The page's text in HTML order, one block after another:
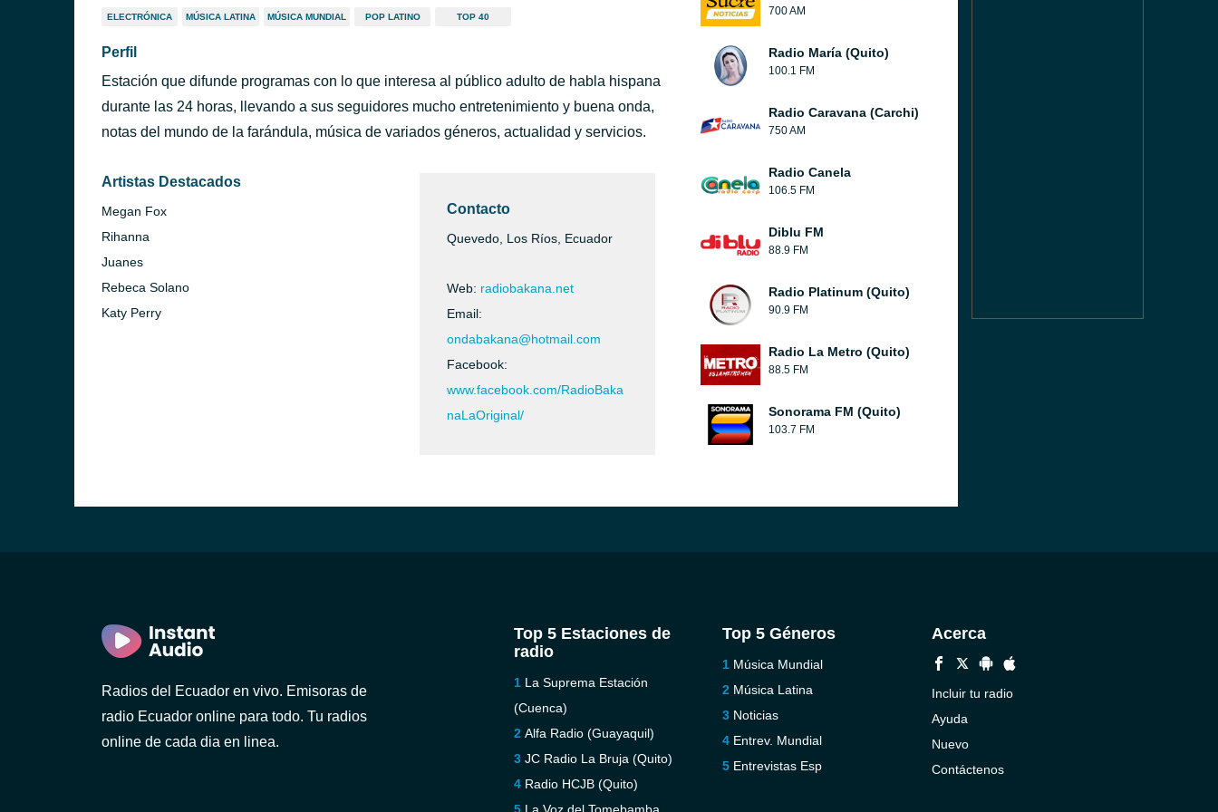
ELECTRÓNICA MÚSICA LATINA MÚSICA MUNDIAL POP LATINO TOP 40
Perfil
Estación que difunde programas con lo que interesa al público adulto de habla hispana
durante las 24 horas, llevando a sus seguidores mucho entretenimiento y buena onda,
notas del mundo de la farándula, música de variados géneros, actualidad y servicios.
Artistas Destacados
Megan Fox
Rihanna
Juanes
Rebeca Solano
Katy Perry
Contacto
Quevedo, Los Ríos, Ecuador
Web: radiobakana.net
Email:
ondabakana@hotmail.com
Facebook:
www.facebook.com/RadioBaka
naLaOriginal/
700 AM
Radio María (Quito)
100.1 FM
Radio Caravana (Carchi)
750 AM
Radio Canela
106.5 FM
Diblu FM
88.9 FM
Radio Platinum (Quito)
90.9 FM
Radio La Metro (Quito)
88.5 FM
Sonorama FM (Quito)
103.7 FM
Radios del Ecuador en vivo. Emisoras de
radio Ecuador online para todo. Tu radios
online de cada dia en linea.
Top 5 Estaciones de
radio
La Suprema Estación
(Cuenca)
Alfa Radio (Guayaquil)
JC Radio La Bruja (Quito)
Radio HCJB (Quito)
Top 5 Géneros
Música Mundial
Música Latina
Noticias
Entrev. Mundial
Entrevistas Esp
Acerca
Incluir tu radio
Ayuda
Nuevo
Contáctenos